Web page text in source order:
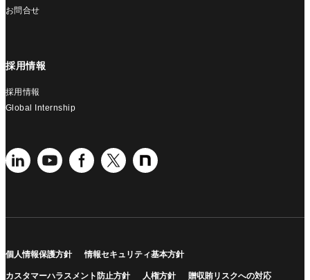
お問合せ
採用情報
採用情報
Global Internship
個人情報保護方針 情報セキュリティ基本方針
カスタマーハラスメント防止方針 人権方針 贈収賄リスクへの対応